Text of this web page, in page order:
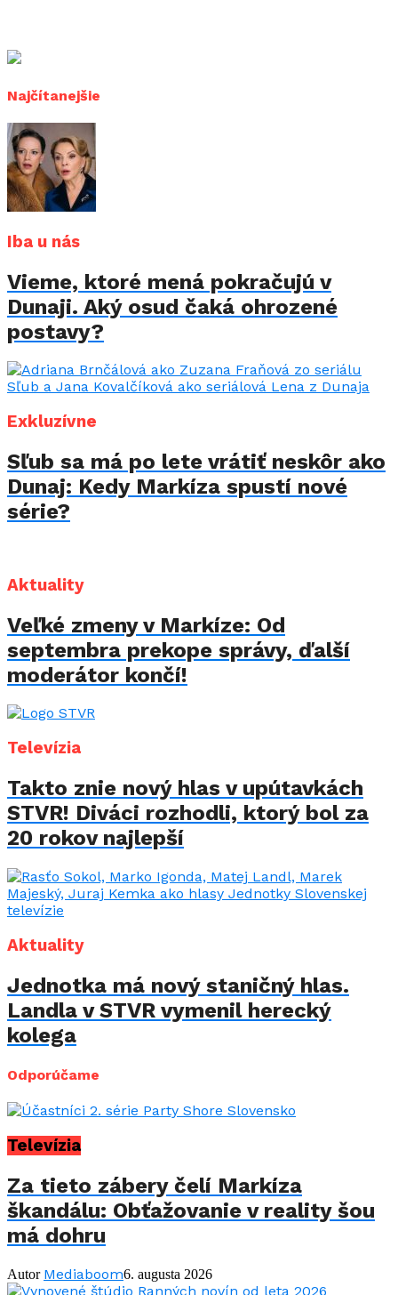
Najčítanejšie
Iba u nás
Vieme, ktoré mená pokračujú v
Dunaji. Aký osud čaká ohrozené
postavy?
Exkluzívne
Sľub sa má po lete vrátiť neskôr ako
Dunaj: Kedy Markíza spustí nové
série?
Aktuality
Veľké zmeny v Markíze: Od
septembra prekope správy, ďalší
moderátor končí!
Televízia
Takto znie nový hlas v upútavkách
STVR! Diváci rozhodli, ktorý bol za
20 rokov najlepší
Aktuality
Jednotka má nový staničný hlas.
Landla v STVR vymenil herecký
kolega
Odporúčame
Televízia
Za tieto zábery čelí Markíza
škandálu: Obťažovanie v reality šou
má dohru
Autor Mediaboom6. augusta 2026